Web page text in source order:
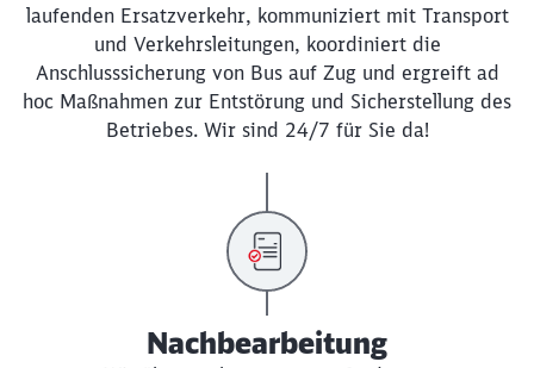
laufenden Ersatzverkehr, kommuniziert mit Transport
und Verkehrsleitungen, koordiniert die
Anschlusssicherung von Bus auf Zug und ergreift ad
hoc Maßnahmen zur Entstörung und Sicherstellung des
Betriebes. Wir sind 24/7 für Sie da!
Nachbearbeitung